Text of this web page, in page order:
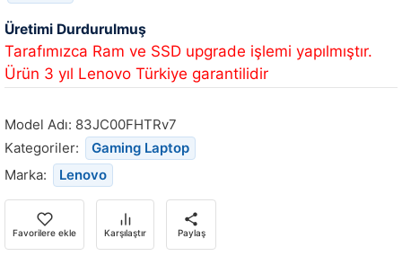
Üretimi Durdurulmuş
Tarafımızca Ram ve SSD upgrade işlemi yapılmıştır.
Ürün 3 yıl Lenovo Türkiye garantilidir
Model Adı: 83JC00FHTRv7
Kategoriler:
Gaming Laptop
Marka:
Lenovo
Favorilere ekle Karşılaştır Paylaş